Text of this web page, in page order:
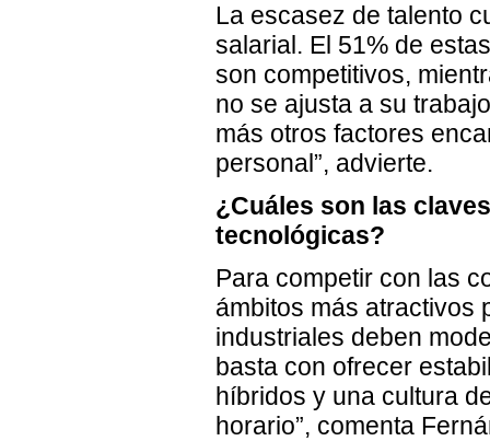
La escasez de talento
salarial. El 51% de
son competitivos,
no se ajusta a su
más otros factores
personal”, advierte.
¿Cuáles son las
tecnológicas?
Para competir con las
ámbitos más atractivos
industriales deben
basta con ofrecer
híbridos y una cultura
horario”, comenta